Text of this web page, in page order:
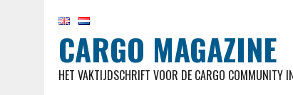
CARGO MAGAZINE
HET VAKTIJDSCHRIFT VOOR DE CARGO COMMUNITY